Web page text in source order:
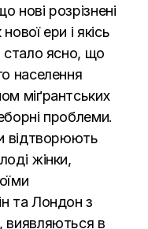
нові розрізнені
ери і якісь
стало ясно, що
населення
міґрантських
проблеми.
відтворюють
жінки,
та Лондон з
виявляються в